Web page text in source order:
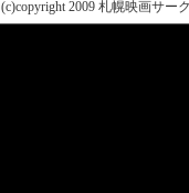
(c)copyright 2009 札幌映画サー